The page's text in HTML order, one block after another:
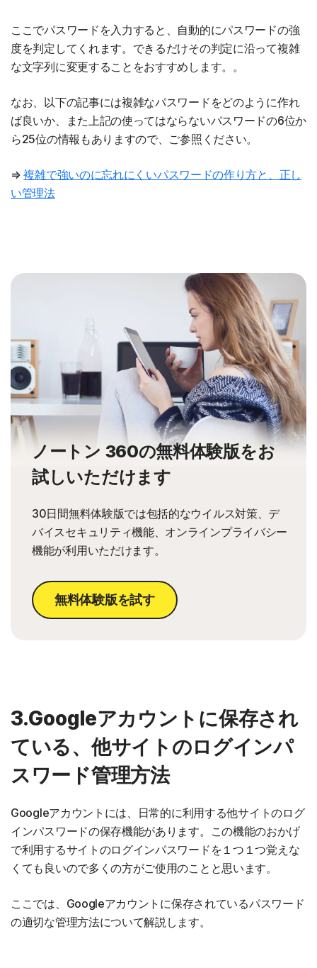
ここでパスワードを入力すると、自動的にパスワードの強
度を判定してくれます。できるだけその判定に沿って複雑
な文字列に変更することをおすすめします。。
なお、以下の記事には複雑なパスワードをどのように作れ
ば良いか、また上記の使ってはならないパスワードの6位か
ら25位の情報もありますので、ご参照ください。
⇒複雑で強いのに忘れにくいパスワードの作り方と、正し
い管理法
ノートン 360の無料体験版をお
試しいただけます
30日間無料体験版では包括的なウイルス対策、デ
バイスセキュリティ機能、オンラインプライバシー
機能が利用いただけます。
無料体験版を試す
3.Googleアカウントに保存され
ている、他サイトのログインパ
スワード管理方法
Googleアカウントには、日常的に利用する他サイトのログ
インパスワードの保存機能があります。この機能のおかげ
で利用するサイトのログインパスワードを１つ１つ覚えな
くても良いので多くの方がご使用のことと思います。
ここでは、Googleアカウントに保存されているパスワード
の適切な管理方法について解説します。